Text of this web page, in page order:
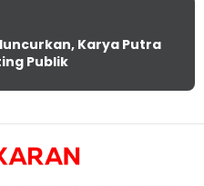
Karya Putra
Publik